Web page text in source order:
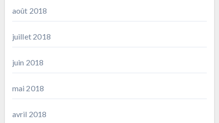
août 2018
juillet 2018
juin 2018
mai 2018
avril 2018